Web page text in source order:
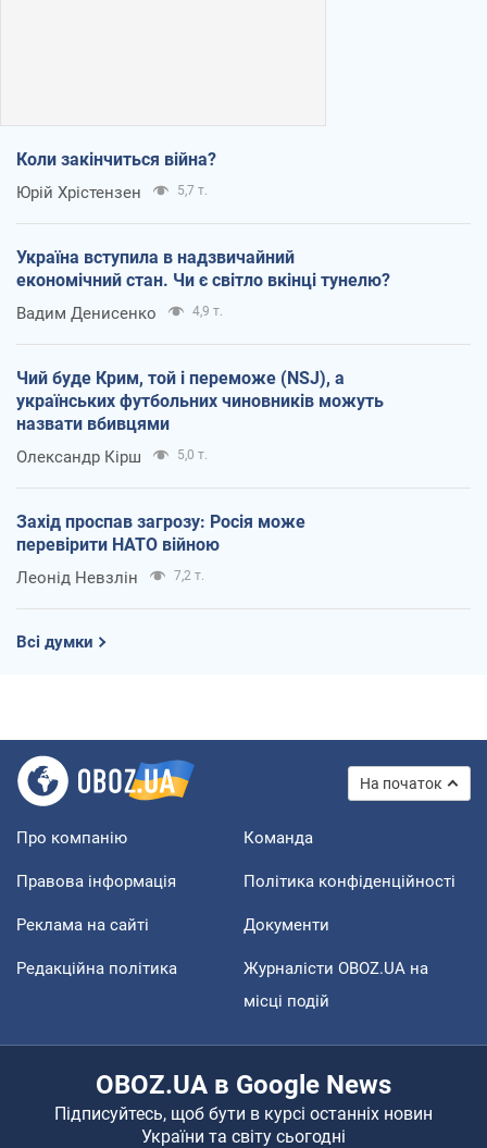
Коли закінчиться війна?
Юрій Хрістензен 5,7 т.
Україна вступила в надзвичайний
економічний стан. Чи є світло вкінці тунелю?
Вадим Денисенко 4,9 т.
Чий буде Крим, той і переможе (NSJ), а
українських футбольних чиновників можуть
назвати вбивцями
Олександр Кірш 5,0 т.
Захід проспав загрозу: Росія може
перевірити НАТО війною
Леонід Невзлін 7,2 т.
Всі думки
На початок
Про компанію Команда
Правова інформація Політика конфіденційності
Реклама на сайті Документи
Редакційна політика
Журналісти OBOZ.UA на
місці подій
OBOZ.UA в Google News
Підписуйтесь, щоб бути в курсі останніх новин
України та світу сьогодні